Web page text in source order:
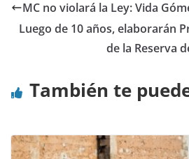
MC no violará la Ley: Vida
Luego de 10 años, elaborarán
de la Reserva
También te